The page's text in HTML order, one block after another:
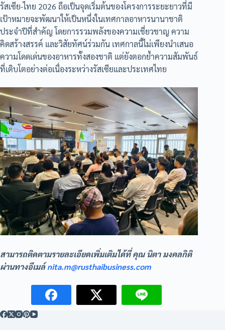
รัสเซีย-ไทย 2026 ถือเป็นจุดเริ่มต้นของโครงการระยะยาวที่มี
เป้าหมายจะพัฒนาให้เป็นหนึ่งในเทศกาลอาหารนานาชาติ
ประจำปีที่สำคัญ โดยการรวมพลังของความเชี่ยวชาญ ความ
คิดสร้างสรรค์ และวิสัยทัศน์ร่วมกัน เทศกาลนี้ไม่เพียงนำเสนอ
ความโดดเด่นของอาหารทั้งสองชาติ แต่ยังตอกย้ำความสัมพันธ์
ที่เติบโตอย่างต่อเนื่องระหว่างรัสเซียและประเทศไทย
สามารถติดตามรายละเอียดเพิ่มเติมได้ที่ คุณ นิตา มงคลกิติ
ผ่านทางอีเมล์nita.m@rusthaibusiness.com